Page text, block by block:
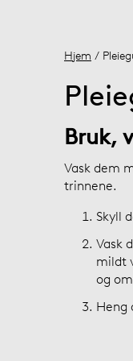
Hjem /
Bruk,
Vask dem
trinnene.
Skyll
Vask
mildt
og
Heng